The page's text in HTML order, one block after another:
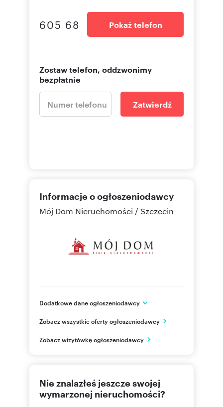
605 68 Pokaż telefon
Zostaw telefon, oddzwonimy
bezpłatnie
Zatwierdź
Informacje o ogłoszeniodawcy
Mój Dom Nieruchomości / Szczecin
Dodatkowe dane ogłoszeniodawcy
Szczecin
PL
Zobacz wszystkie oferty ogłoszeniodawcy
Zobacz wizytówkę ogłoszeniodawcy
Nie znalazłeś jeszcze swojej
wymarzonej nieruchomości?